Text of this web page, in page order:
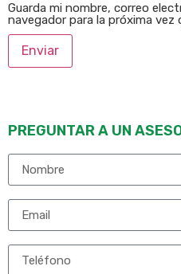
Guarda mi nombre, correo
navegador para la próxima vez
PREGUNTAR A UN